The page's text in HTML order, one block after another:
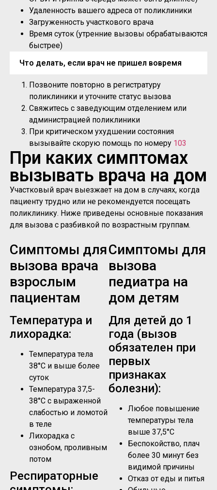
Удаленность вашего адреса от поликлиники
Загруженность участкового врача
Время суток (утренние вызовы обрабатываются
быстрее)
Что делать, если врач не пришел вовремя
Позвоните повторно в регистратуру
поликлиники и уточните статус вызова
Свяжитесь с заведующим отделением или
администрацией поликлиники
При критическом ухудшении состояния
вызывайте скорую помощь по номеру 103
При каких симптомах
вызывать врача на дом
Участковый врач выезжает на дом в случаях, когда
пациенту трудно или не рекомендуется посещать
поликлинику. Ниже приведены основные показания
для вызова с разбивкой по возрастным группам.
Симптомы для
вызова врача
взрослым
пациентам
Температура и
лихорадка:
Температура тела
38°C и выше более
суток
Температура 37,5-
38°C с выраженной
слабостью и ломотой
в теле
Лихорадка с
ознобом, проливным
потом
Респираторные
Симптомы для
вызова
педиатра на
дом детям
Для детей до 1
года (вызов
обязателен при
первых
признаках
болезни):
Любое повышение
температуры тела
выше 37,5°C
Беспокойство, плач
более 30 минут без
видимой причины
Отказ от еды и питья